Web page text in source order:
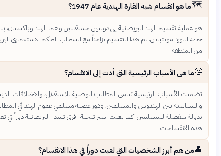
هو انقسام شبه القارة الهندية عام 1947؟
تقسيم الهند البريطانية إلى دولتين مستقلتين وهما الهند وباكستان، بناءً على
مونتباتن. تم هذا التقسيم تزامناً مع انسحاب الحكم الاستعماري البريطاني
هي الأسباب الرئيسية التي أدت إلى الانقسام؟
الأسباب الرئيسية تنامي المطالب الوطنية للاستقلال، والاختلافات الدينية
بين الهندوس والمسلمين، ودور عصبة مسلمي عموم الهند في المطالبة
منفصلة للمسلمين. كما لعبت استراتيجية "فرق تسد" البريطانية دوراً في تعميق
هم أبرز الشخصيات التي لعبت دوراً في هذا الانقسام؟